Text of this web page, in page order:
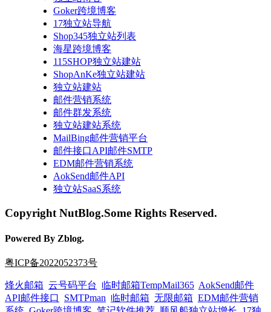
Goker跨境博客
17独立站导航
Shop345独立站列表
海星跨境博客
115SHOP独立站建站
ShopAnKe独立站建站
独立站建站
邮件营销系统
邮件群发系统
独立站建站系统
MailBing邮件营销平台
邮件接口API邮件SMTP
EDM邮件营销系统
AokSend邮件API
独立站SaaS系统
Copyright NutBlog.Some Rights Reserved.
Powered By Zblog.
粤ICP备2022052373号
烽火邮箱 云号码平台 临时邮箱TempMail365 AokSend邮件
API邮件接口
SMTPman 临时邮箱 无限邮箱 EDM邮件营销